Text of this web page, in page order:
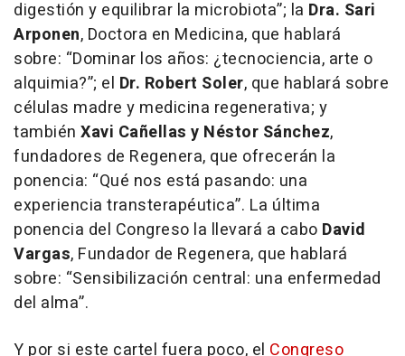
digestión y equilibrar la microbiota”; la Dra. Sari
Arponen, Doctora en Medicina, que hablará
sobre: “Dominar los años: ¿tecnociencia, arte o
alquimia?”; el Dr. Robert Soler, que hablará sobre
células madre y medicina regenerativa; y
también Xavi Cañellas y Néstor Sánchez,
fundadores de Regenera, que ofrecerán la
ponencia: “Qué nos está pasando: una
experiencia transterapéutica”. La última
ponencia del Congreso la llevará a cabo David
Vargas, Fundador de Regenera, que hablará
sobre: “Sensibilización central: una enfermedad
del alma”.
Y por si este cartel fuera poco, el Congreso